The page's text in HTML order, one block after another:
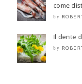
come
by
Il dente
by